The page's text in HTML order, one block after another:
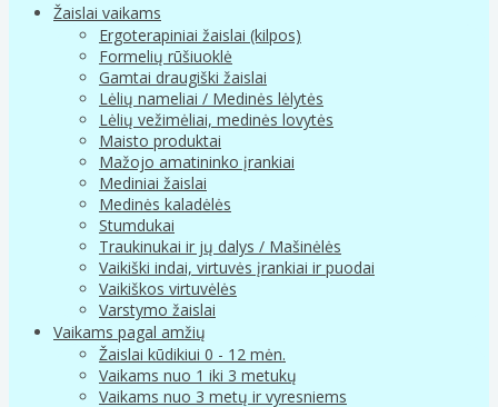
Žaislai vaikams
Ergoterapiniai žaislai (kilpos)
Formelių rūšiuoklė
Gamtai draugiški žaislai
Lėlių nameliai / Medinės lėlytės
Lėlių vežimėliai, medinės lovytės
Maisto produktai
Mažojo amatininko įrankiai
Mediniai žaislai
Medinės kaladėlės
Stumdukai
Traukinukai ir jų dalys / Mašinėlės
Vaikiški indai, virtuvės įrankiai ir puodai
Vaikiškos virtuvėlės
Varstymo žaislai
Vaikams pagal amžių
Žaislai kūdikiui 0 - 12 mėn.
Vaikams nuo 1 iki 3 metukų
Vaikams nuo 3 metų ir vyresniems